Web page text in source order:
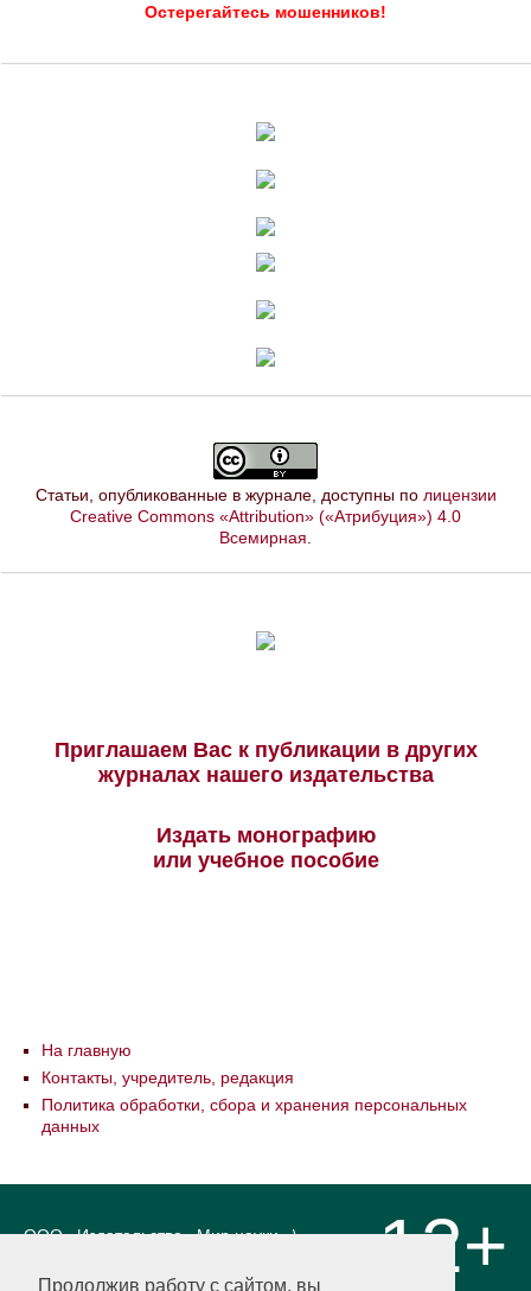
Продолжив работу с сайтом, вы
Остерегайтесь мошенников!
Статьи, опубликованные в журнале, доступны по лицензии
Creative Commons «Attribution» («Атрибуция») 4.0
Всемирная
Приглашаем Вас к публикации в других
журналах нашего издательства
Издать монографию
или учебное пособие
На главную
Контакты, учредитель, редакция
Политика обработки, сбора и хранения персональных
данных
ООО «Издательство «Мир науки» \
LLC Материалы, размещенные на сайте,
12+